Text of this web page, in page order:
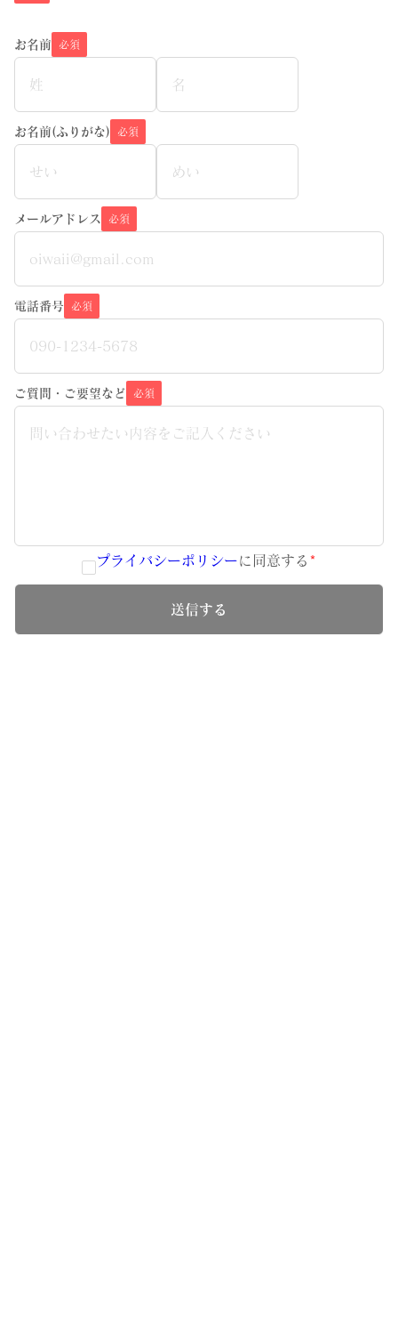
お名前 必須
お名前(ふりがな) 必須
メールアドレス 必須
電話番号 必須
ご質問・ご要望など 必須
プライバシーポリシーに同意する *
送信する